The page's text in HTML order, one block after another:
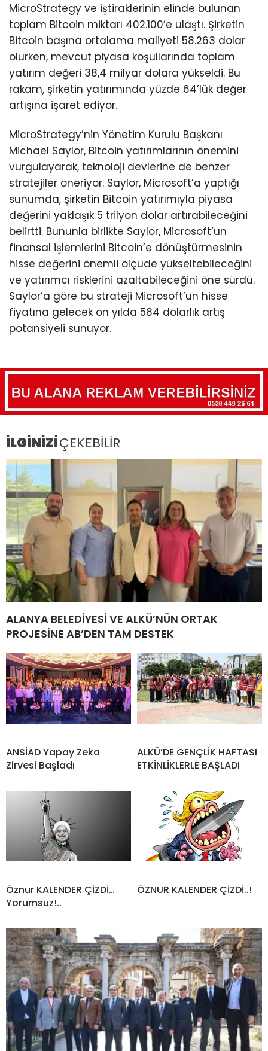
MicroStrategy ve iştiraklerinin elinde bulunan
toplam Bitcoin miktarı 402.100’e ulaştı. Şirketin
Bitcoin başına ortalama maliyeti 58.263 dolar
olurken, mevcut piyasa koşullarında toplam
yatırım değeri 38,4 milyar dolara yükseldi. Bu
rakam, şirketin yatırımında yüzde 64’lük değer
artışına işaret ediyor.
MicroStrategy’nin Yönetim Kurulu Başkanı
Michael Saylor, Bitcoin yatırımlarının önemini
vurgulayarak, teknoloji devlerine de benzer
stratejiler öneriyor. Saylor, Microsoft’a yaptığı
sunumda, şirketin Bitcoin yatırımıyla piyasa
değerini yaklaşık 5 trilyon dolar artırabileceğini
belirtti. Bununla birlikte Saylor, Microsoft’un
finansal işlemlerini Bitcoin’e dönüştürmesinin
hisse değerini önemli ölçüde yükseltebileceğini
ve yatırımcı risklerini azaltabileceğini öne sürdü.
Saylor’a göre bu strateji Microsoft’un hisse
fiyatına gelecek on yılda 584 dolarlık artış
potansiyeli sunuyor.
İLGİNİZİÇEKEBİLİR
ALANYA BELEDİYESİ VE ALKÜ’NÜN ORTAK
PROJESİNE AB’DEN TAM DESTEK
ANSİAD Yapay Zeka
Zirvesi Başladı
ALKÜ’DE GENÇLİK HAFTASI
ETKİNLİKLERLE BAŞLADI
Öznur KALENDER ÇİZDİ…
Yorumsuz!..
ÖZNUR KALENDER ÇİZDİ..!